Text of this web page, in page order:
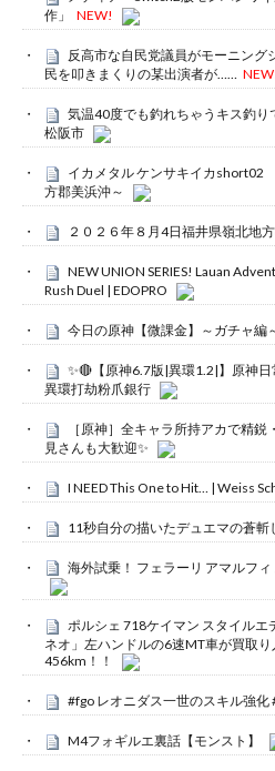
作」
NEW!
反高市な自民党議員がモーニング
民を叩きまくりの某出演者が……
気温40度でも釣れちゃうキス釣り
松阪市
イカメタル ケンサキイカ
方郡美浜沖～
２０２６年８月4日福井県嶺北地
NEW UNION SERIES! Lauan
Rush Duel | EDOPRO
今日の原神【微課金】～ガチャ編
✨🔴【原神6.7版|異環1.2|】原神
異環打劫粉爪銀行
［原神］全キャラ所持アカで精
見さんも大歓迎✨
I NEED This One to Hit… | Weiss
11秒自分の描いたデュエマの蒼斬
海外試乗！ フェラーリ アマルフィ
ポルシェ 718ケイマン スタイル
ネオ」左ハンドルの6速MT車が買取
456km！！
#fgo レオニダス一世のスキル強化
M4フォギルエ裏話【モンスト】